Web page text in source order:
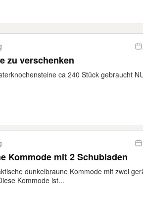
zu verschenken
ca 240 Stück gebraucht
Kommode mit 2 Schubladen
dunkelbraune Kommode mit zwei
Kommode ist...